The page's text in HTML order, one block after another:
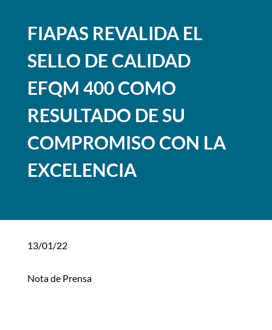
FIAPAS REVALIDA EL
SELLO DE CALIDAD
EFQM 400 COMO
RESULTADO DE SU
COMPROMISO CON LA
EXCELENCIA
13/01/22
Nota de Prensa